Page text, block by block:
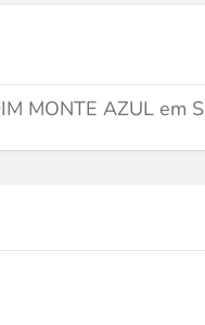
MONTE AZUL em